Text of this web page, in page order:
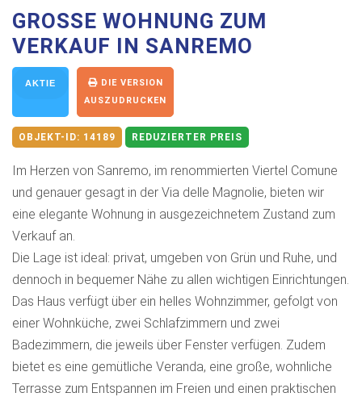
GROSSE WOHNUNG ZUM V
ERKAUF IN SANREMO
AKTIE
DIE VERSION
AUSZUDRUCKEN
OBJEKT-ID: 14189 REDUZIERTER PREIS
Im Herzen von Sanremo, im renommierten Viertel Comune
und genauer gesagt in der Via delle Magnolie, bieten wir
eine elegante Wohnung in ausgezeichnetem Zustand zum
Verkauf an.
Die Lage ist ideal: privat, umgeben von Grün und Ruhe, und
dennoch in bequemer Nähe zu allen wichtigen Einrichtungen.
Das Haus verfügt über ein helles Wohnzimmer, gefolgt von
einer Wohnküche, zwei Schlafzimmern und zwei
Badezimmern, die jeweils über Fenster verfügen. Zudem
bietet es eine gemütliche Veranda, eine große, wohnliche
Terrasse zum Entspannen im Freien und einen praktischen